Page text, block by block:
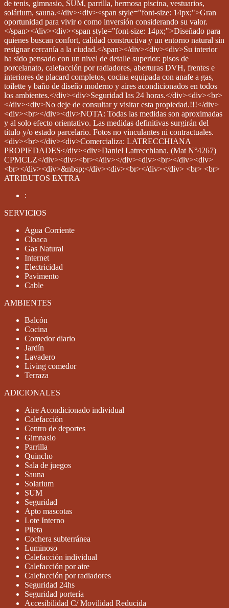
de tenis, gimnasio, SUM, parrilla, hermosa piscina, vestuarios,
solárium, sauna.</div><div><span style="font-size: 14px;">Gran
oportunidad para vivir o como inversión considerando su valor.
</span></div><div><span style="font-size: 14px;">Diseñado para
quienes buscan confort, calidad constructiva y un entorno natural sin
resignar cercanía a la ciudad.</span></div><div><div>Su interior
ha sido pensado con un nivel de detalle superior: pisos de
porcelanato, calefacción por radiadores, aberturas DVH, frentes e
interiores de placard completos, cocina equipada con anafe a gas,
toilette y baño de diseño moderno y aires acondicionados en todos
los ambientes.</div><div>Seguridad las 24 horas.</div><div><br>
</div><div>No deje de consultar y visitar esta propiedad.!!!</div>
<div><br></div><div>NOTA: Todas las medidas son aproximadas
y al solo efecto orientativo. Las medidas definitivas surgirán del
título y/o estado parcelario. Fotos no vinculantes ni contractuales.
<div><br></div><div>Comercializa: LATRECCHIANA
PROPIEDADES</div><div>Daniel Latrecchiana. (Mat N°4267)
CPMCLZ</div><div><br></div></div><div><br></div><div>
<br></div><div>&nbsp;</div><div><br></div></div> <br> <br>
ATRIBUTOS EXTRA
:
SERVICIOS
Agua Corriente
Cloaca
Gas Natural
Internet
Electricidad
Pavimento
Cable
AMBIENTES
Balcón
Cocina
Comedor diario
Jardín
Lavadero
Living comedor
Terraza
ADICIONALES
Aire Acondicionado individual
Calefacción
Centro de deportes
Gimnasio
Parrilla
Quincho
Sala de juegos
Sauna
Solarium
SUM
Seguridad
Apto mascotas
Lote Interno
Pileta
Cochera subterránea
Luminoso
Calefacción individual
Calefacción por aire
Calefacción por radiadores
Seguridad 24hs
Seguridad portería
Accesibilidad C/ Movilidad Reducida